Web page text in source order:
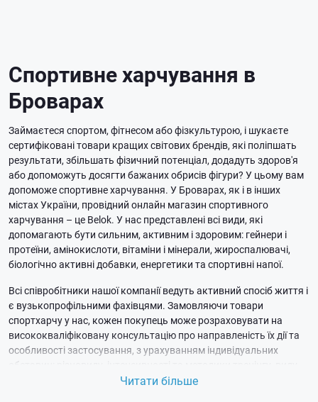
Спортивне харчування в
Броварах
Займаєтеся спортом, фітнесом або фізкультурою, і шукаєте
сертифіковані товари кращих світових брендів, які поліпшать
результати, збільшать фізичний потенціал, додадуть здоров'я
або допоможуть досягти бажаних обрисів фігури? У цьому вам
допоможе спортивне харчування. У Броварах, як і в інших
містах України, провідний онлайн магазин спортивного
харчування – це Belok. У нас представлені всі види, які
допомагають бути сильним, активним і здоровим: гейнери і
протеїни, амінокислоти, вітаміни і мінерали, жироспалювачі,
біологічно активні добавки, енергетики та спортивні напої.
Всі співробітники нашої компанії ведуть активний спосіб життя і
є вузькопрофільними фахівцями. Замовляючи товари
спортхарчу у нас, кожен покупець може розраховувати на
висококваліфіковану консультацію про направленість їх дії та
особливості застосування, з урахуванням індивідуальних
дієти, загального стану здоров'я.
Читати більше